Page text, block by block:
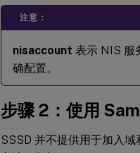
注意：
nisaccount 表示 NIS 服
确配置。
步骤 2：使用
SSSD 并不提供用于加入